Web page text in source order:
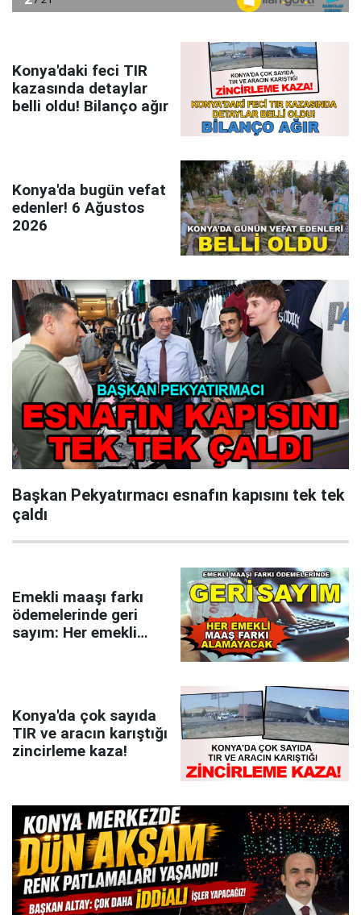
Konya'daki feci TIR
kazasında detaylar
belli oldu! Bilanço ağır
Konya'da bugün vefat
edenler! 6 Ağustos
2026
Başkan Pekyatırmacı esnafın kapısını tek tek
çaldı
Emekli maaşı farkı
ödemelerinde geri
sayım: Her emekli
Konya'da çok sayıda
TIR ve aracın karıştığı
zincirleme kaza!